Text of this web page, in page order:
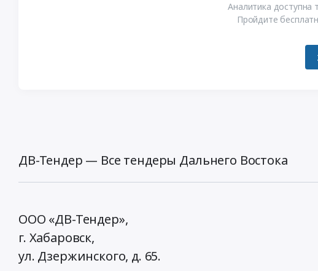
Аналитика доступна
Пройдите
ДВ-Тендер — Все тендеры Дальнего Востока
ООО «ДВ-Тендер»,
г. Хабаровск,
ул. Дзержинского, д. 65.